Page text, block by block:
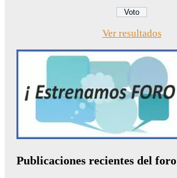
Ver resultados
Publicaciones recientes del foro